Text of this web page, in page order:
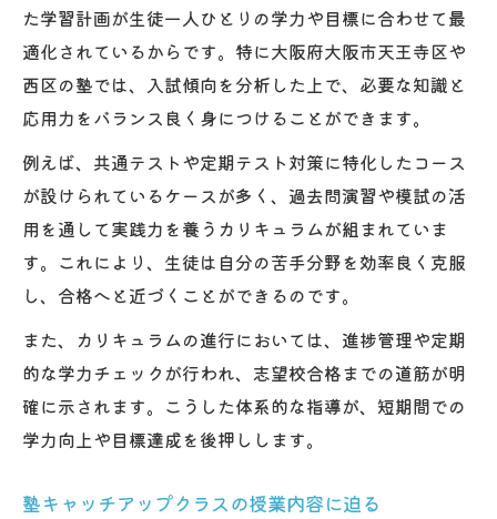
た学習計画が生徒一人ひとりの学力や目標に合わせて最
適化されているからです。特に大阪府大阪市天王寺区や
西区の塾では、入試傾向を分析した上で、必要な知識と
応用力をバランス良く身につけることができます。
例えば、共通テストや定期テスト対策に特化したコース
が設けられているケースが多く、過去問演習や模試の活
用を通して実践力を養うカリキュラムが組まれていま
す。これにより、生徒は自分の苦手分野を効率良く克服
し、合格へと近づくことができるのです。
また、カリキュラムの進行においては、進捗管理や定期
的な学力チェックが行われ、志望校合格までの道筋が明
確に示されます。こうした体系的な指導が、短期間での
学力向上や目標達成を後押しします。
塾キャッチアップクラスの授業内容に迫る